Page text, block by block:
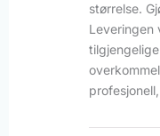
størrelse.
Leveringen